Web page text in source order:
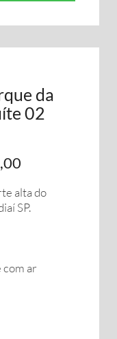
da
02
alta do
SP.
ar